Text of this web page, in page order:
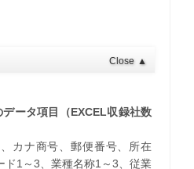
Close ▲
ータ項目（EXCEL収録社数
カナ商号、郵便番号、所在
ド1～3、業種名称1～3、従業